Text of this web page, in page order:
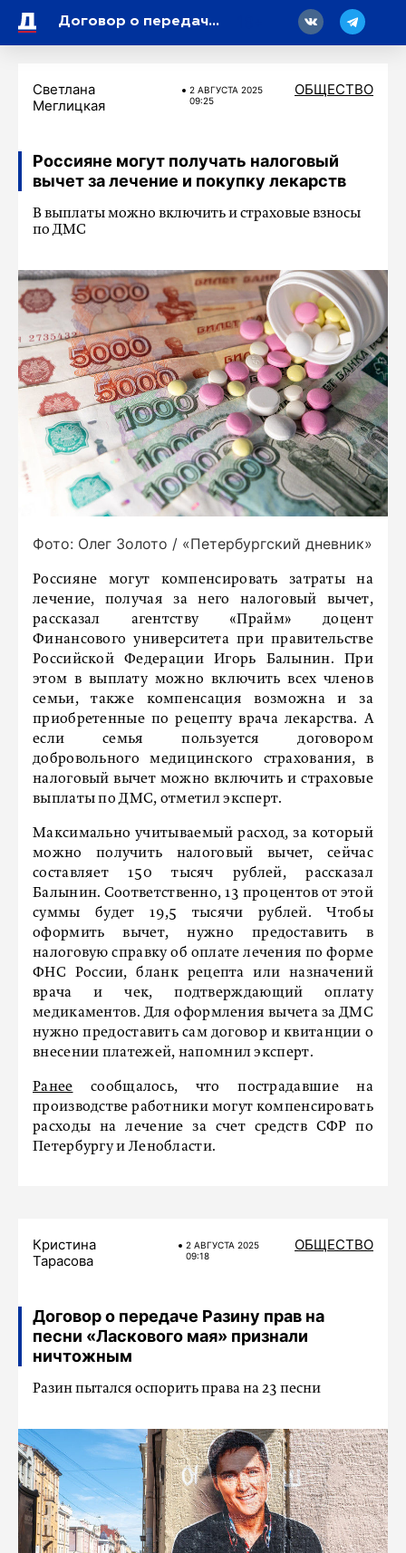
Договор о передаче Разину прав на песни «Ласкового мая» признали ничтожным
Светлана
Меглицкая
2 АВГУСТА 2025
09:25
ОБЩЕСТВО
Россияне могут получать налоговый
вычет за лечение и покупку лекарств
В выплаты можно включить и страховые взносы
по ДМС
Фото: Олег Золото / «Петербургский дневник»
Россияне могут компенсировать затраты на
лечение, получая за него налоговый вычет,
рассказал агентству «Прайм» доцент
Финансового университета при правительстве
Российской Федерации Игорь Балынин. При
этом в выплату можно включить всех членов
семьи, также компенсация возможна и за
приобретенные по рецепту врача лекарства. А
если семья пользуется договором
добровольного медицинского страхования, в
налоговый вычет можно включить и страховые
выплаты по ДМС, отметил эксперт.
Максимально учитываемый расход, за который
можно получить налоговый вычет, сейчас
составляет 150 тысяч рублей, рассказал
Балынин. Соответственно, 13 процентов от этой
суммы будет 19,5 тысячи рублей. Чтобы
оформить вычет, нужно предоставить в
налоговую справку об оплате лечения по форме
ФНС России, бланк рецепта или назначений
врача и чек, подтверждающий оплату
медикаментов. Для оформления вычета за ДМС
нужно предоставить сам договор и квитанции о
внесении платежей, напомнил эксперт.
Ранее сообщалось, что пострадавшие на
производстве работники могут компенсировать
расходы на лечение за счет средств СФР по
Петербургу и Ленобласти.
Кристина
Тарасова
2 АВГУСТА 2025
09:18
ОБЩЕСТВО
Договор о передаче Разину прав на
песни «Ласкового мая» признали
ничтожным
Разин пытался оспорить права на 23 песни